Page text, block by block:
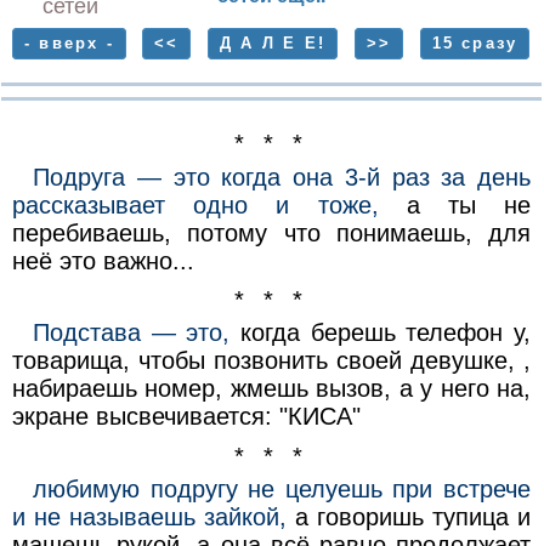
сетей
- вверх - << Д А Л Е Е! >> 15 сразу
* * *
Подруга — это когда она 3-й раз за день
рассказывает одно и тоже, а ты не
перебиваешь, потому что понимаешь, для
неё это важно...
* * *
Подстава — это, когда берешь телефон у,
товарища, чтобы позвонить своей девушке, ,
набираешь номер, жмешь вызов, а у него на,
экране высвечивается: "КИСА"
* * *
любимую подругу не целуешь при встрече
и не называешь зайкой, а говоришь тупица и